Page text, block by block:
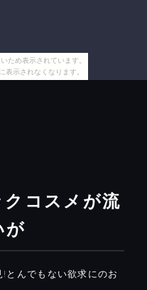
ため表示されています。
表示されなくなります。
コスメが流
が
とんでもない欲求にのお